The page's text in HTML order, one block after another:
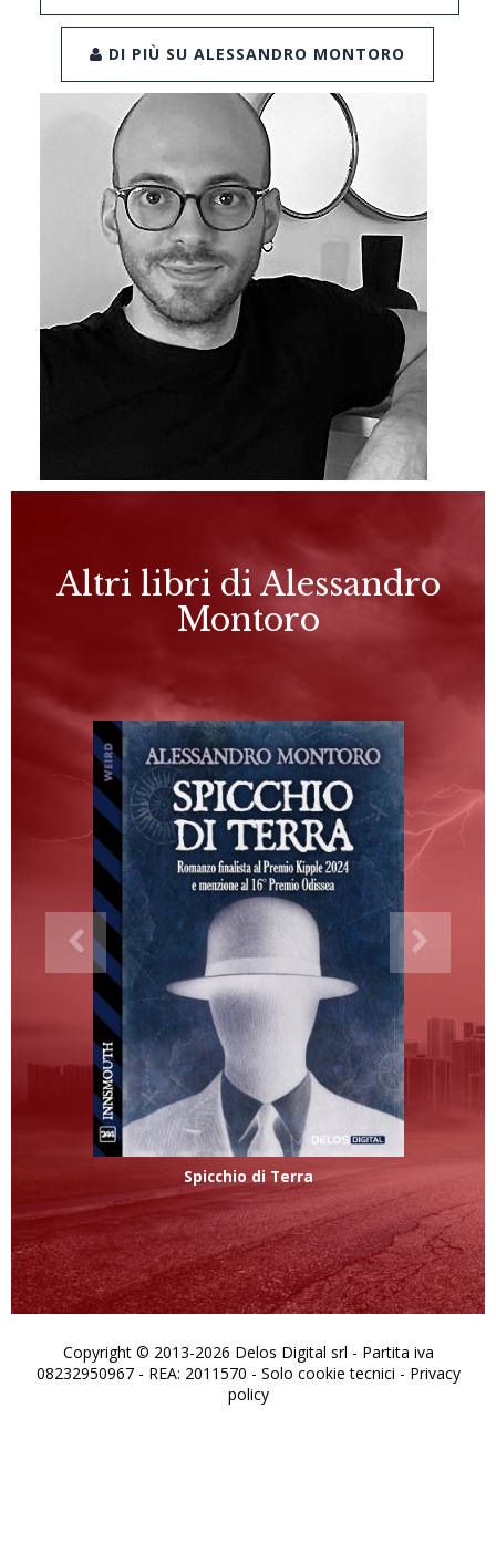
DI PIÙ SU ALESSANDRO MONTORO
Altri libri di Alessandro
Montoro
Spicchio di Terra
Copyright © 2013-2026 Delos Digital srl - Partita iva
08232950967 - REA: 2011570 - Solo cookie tecnici - Privacy
policy